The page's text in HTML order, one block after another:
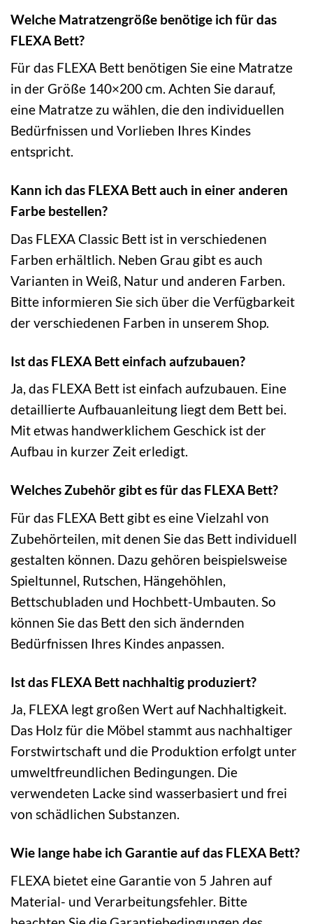
Welche Matratzengröße benötige ich für das
FLEXA Bett?
Für das FLEXA Bett benötigen Sie eine Matratze
in der Größe 140×200 cm. Achten Sie darauf,
eine Matratze zu wählen, die den individuellen
Bedürfnissen und Vorlieben Ihres Kindes
entspricht.
Kann ich das FLEXA Bett auch in einer anderen
Farbe bestellen?
Das FLEXA Classic Bett ist in verschiedenen
Farben erhältlich. Neben Grau gibt es auch
Varianten in Weiß, Natur und anderen Farben.
Bitte informieren Sie sich über die Verfügbarkeit
der verschiedenen Farben in unserem Shop.
Ist das FLEXA Bett einfach aufzubauen?
Ja, das FLEXA Bett ist einfach aufzubauen. Eine
detaillierte Aufbauanleitung liegt dem Bett bei.
Mit etwas handwerklichem Geschick ist der
Aufbau in kurzer Zeit erledigt.
Welches Zubehör gibt es für das FLEXA Bett?
Für das FLEXA Bett gibt es eine Vielzahl von
Zubehörteilen, mit denen Sie das Bett individuell
gestalten können. Dazu gehören beispielsweise
Spieltunnel, Rutschen, Hängehöhlen,
Bettschubladen und Hochbett-Umbauten. So
können Sie das Bett den sich ändernden
Bedürfnissen Ihres Kindes anpassen.
Ist das FLEXA Bett nachhaltig produziert?
Ja, FLEXA legt großen Wert auf Nachhaltigkeit.
Das Holz für die Möbel stammt aus nachhaltiger
Forstwirtschaft und die Produktion erfolgt unter
umweltfreundlichen Bedingungen. Die
verwendeten Lacke sind wasserbasiert und frei
von schädlichen Substanzen.
Wie lange habe ich Garantie auf das FLEXA Bett?
FLEXA bietet eine Garantie von 5 Jahren auf
Material- und Verarbeitungsfehler. Bitte